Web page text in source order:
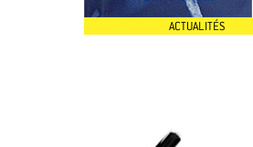
ACTUALITÉS